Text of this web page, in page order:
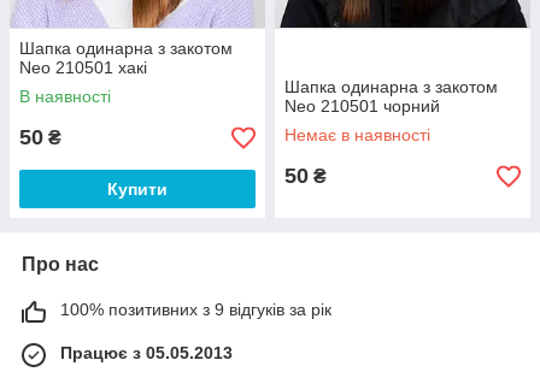
Шапка одинарна з закотом
Neo 210501 хакі
В наявності
50 ₴
Купити
Шапка одинарна з закотом
Neo 210501 чорний
Немає в наявності
50 ₴
Про нас
100% позитивних з 9 відгуків за рік
Працює з 05.05.2013